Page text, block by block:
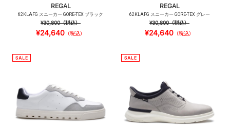
REGAL
62KLAFG スニーカー GORE-TEX ブラック
¥30,800（税込）
¥24,640 （税込）
REGAL
62KLAFG スニーカー GORE-TEX グレー
¥30,800（税込）
¥24,640 （税込）